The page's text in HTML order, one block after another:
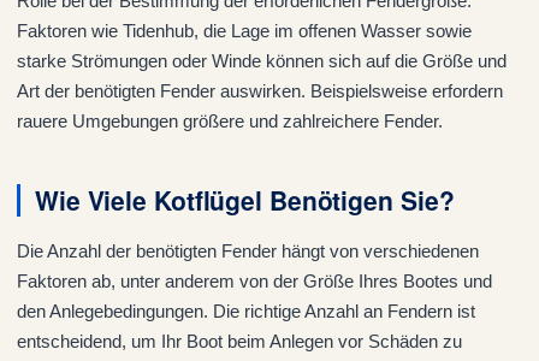
Faktoren wie Tidenhub, die Lage im offenen Wasser sowie
starke Strömungen oder Winde können sich auf die Größe und
Art der benötigten Fender auswirken. Beispielsweise erfordern
rauere Umgebungen größere und zahlreichere Fender.
Wie Viele Kotflügel Benötigen Sie?
Die Anzahl der benötigten Fender hängt von verschiedenen
Faktoren ab, unter anderem von der Größe Ihres Bootes und
den Anlegebedingungen. Die richtige Anzahl an Fendern ist
entscheidend, um Ihr Boot beim Anlegen vor Schäden zu